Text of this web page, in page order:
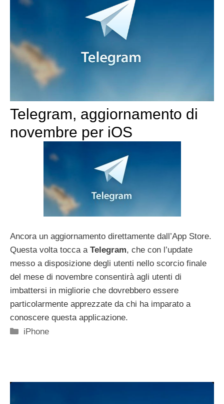
Telegram, aggiornamento di
novembre per iOS
Ancora un aggiornamento direttamente dall’App Store.
Questa volta tocca a Telegram, che con l’update
messo a disposizione degli utenti nello scorcio finale
del mese di novembre consentirà agli utenti di
imbattersi in migliorie che dovrebbero essere
particolarmente apprezzate da chi ha imparato a
conoscere questa applicazione.
Categorie
iPhone